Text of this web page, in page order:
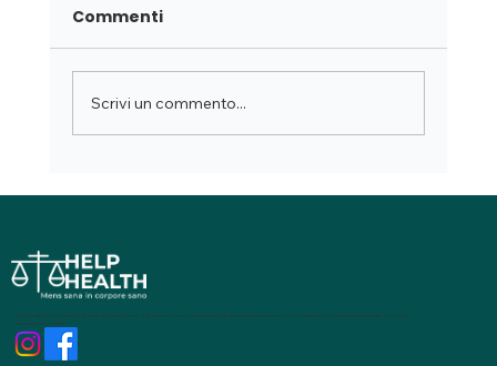
Cosa fa un consulente della salute?
Commenti
Scrivi un commento...
Help Health - Consulente della salute & Health coach, si dedica a fornire consulenze di salute e benessere, articoli informativi e approfondimenti scientifici e rimedi
naturali personalizzati